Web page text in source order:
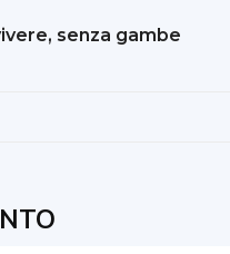
senza gambe